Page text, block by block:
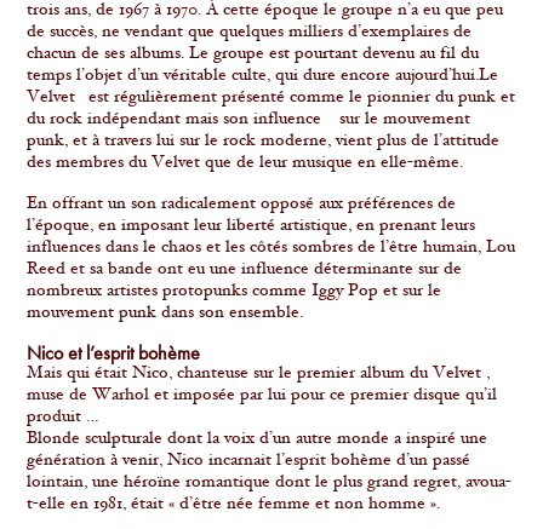
trois ans, de 1967 à 1970. À cette époque le groupe n’a eu que peu
de succès, ne vendant que quelques milliers d’exemplaires de
chacun de ses albums. Le groupe est pourtant devenu au fil du
temps l’objet d’un véritable culte, qui dure encore aujourd’hui.Le
Velvet est régulièrement présenté comme le pionnier du punk et
du rock indépendant mais son influence sur le mouvement
punk, et à travers lui sur le rock moderne, vient plus de l’attitude
des membres du Velvet que de leur musique en elle-même.
En offrant un son radicalement opposé aux préférences de
l’époque, en imposant leur liberté artistique, en prenant leurs
influences dans le chaos et les côtés sombres de l’être humain, Lou
Reed et sa bande ont eu une influence déterminante sur de
nombreux artistes protopunks comme Iggy Pop et sur le
mouvement punk dans son ensemble.
Nico et l’esprit bohème
Mais qui était Nico, chanteuse sur le premier album du Velvet ,
muse de Warhol et imposée par lui pour ce premier disque qu’il
produit …
Blonde sculpturale dont la voix d’un autre monde a inspiré une
génération à venir, Nico incarnait l’esprit bohème d’un passé
lointain, une héroïne romantique dont le plus grand regret, avoua-
t-elle en 1981, était « d’être née femme et non homme ».